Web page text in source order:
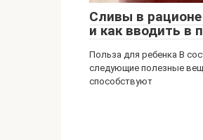
Сливы в рационе
и как вводить в
Польза для ребенка В
следующие полезные
способствуют